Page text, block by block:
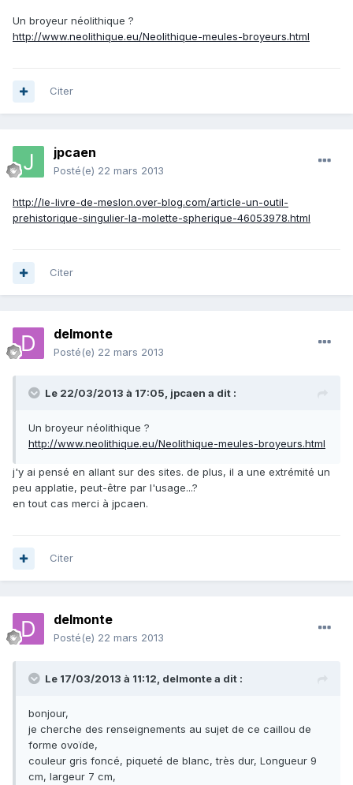
Un broyeur néolithique ?
http://www.neolithique.eu/Neolithique-meules-broyeurs.html
Citer
jpcaen
Posté(e) 22 mars 2013
http://le-livre-de-meslon.over-blog.com/article-un-outil-
prehistorique-singulier-la-molette-spherique-46053978.html
Citer
delmonte
Posté(e) 22 mars 2013
Le 22/03/2013 à 17:05, jpcaen a dit :
Un broyeur néolithique ?
http://www.neolithique.eu/Neolithique-meules-broyeurs.html
j'y ai pensé en allant sur des sites. de plus, il a une extrémité un
peu applatie, peut-être par l'usage...?
en tout cas merci à jpcaen.
Citer
delmonte
Posté(e) 22 mars 2013
Le 17/03/2013 à 11:12, delmonte a dit :
bonjour,
je cherche des renseignements au sujet de ce caillou de
forme ovoïde,
couleur gris foncé, piqueté de blanc, très dur, Longueur 9
cm, largeur 7 cm,